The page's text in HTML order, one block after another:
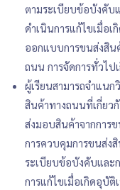
ตามระเบียบข้อบังคับ
ดำเนินการแก้ไขเมื่อ
ออกแบบการขนส่งสิน
ถนน การจัดการทั่วไป
ผู้เรียนสามารถจำแน
สินค้าทางถนนที่เกี่ยว
ส่งมอบสินค้าจากการ
การควบคุมการขนส่ง
ระเบียบข้อบังคับและ
การแก้ไขเมื่อเกิดอุบั